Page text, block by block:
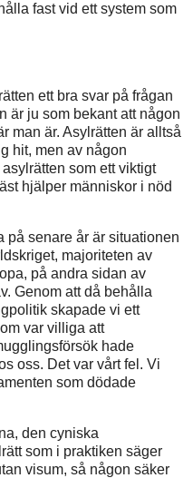
fast vid ett system som
ett bra svar på frågan
är ju som bekant att någon
man är. Asylrätten är alltså
hit, men av någon
som ett viktigt
hjälper människor i nöd
på senare år är situationen
majoriteten av
på andra sidan av
Genom att då behålla
skapade vi ett
var villiga att
hade
oss. Det var vårt fel. Vi
som dödade
den cyniska
som i praktiken säger
visum, så någon säker